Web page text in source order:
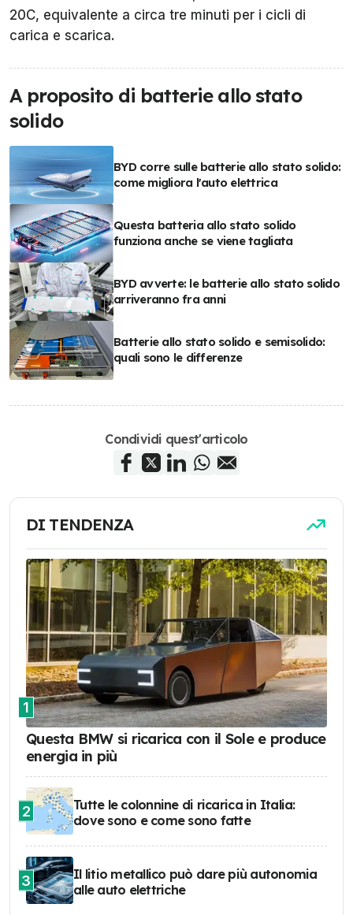
20C, equivalente a circa tre minuti per i cicli di
carica e scarica.
A proposito di batterie allo stato
solido
BYD corre sulle batterie allo stato solido:
come migliora l'auto elettrica
Questa batteria allo stato solido
funziona anche se viene tagliata
BYD avverte: le batterie allo stato solido
arriveranno fra anni
Batterie allo stato solido e semisolido:
quali sono le differenze
Condividi quest'articolo
DI TENDENZA
1
Questa BMW si ricarica con il Sole e produce
energia in più
2
Tutte le colonnine di ricarica in Italia:
dove sono e come sono fatte
3
Il litio metallico può dare più autonomia
alle auto elettriche